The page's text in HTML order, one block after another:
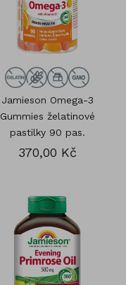
Jamieson Omega-3
Gummies želatinové
pastilky 90 pas.
370,00 Kč